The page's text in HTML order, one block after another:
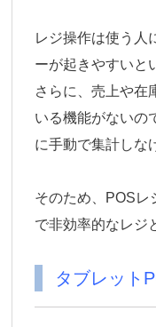
レジ操作は使う人
ーが起きやすいと
さらに、売上や在
いる機能がないの
に手動で集計しな
そのため、POSレ
で非効率的なレジ
タブレット